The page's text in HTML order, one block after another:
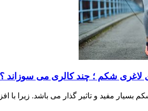
لاغری شکم ؛ چند کالری می سوزاند ؟
بسیار مفید و تاثیر گذار می باشد. زیرا